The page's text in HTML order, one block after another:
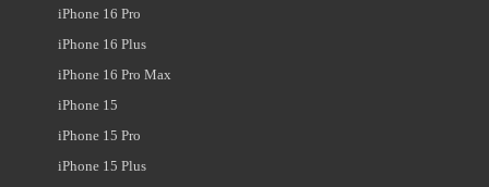
iPhone 16 Pro
iPhone 16 Plus
iPhone 16 Pro Max
iPhone 15
iPhone 15 Pro
iPhone 15 Plus